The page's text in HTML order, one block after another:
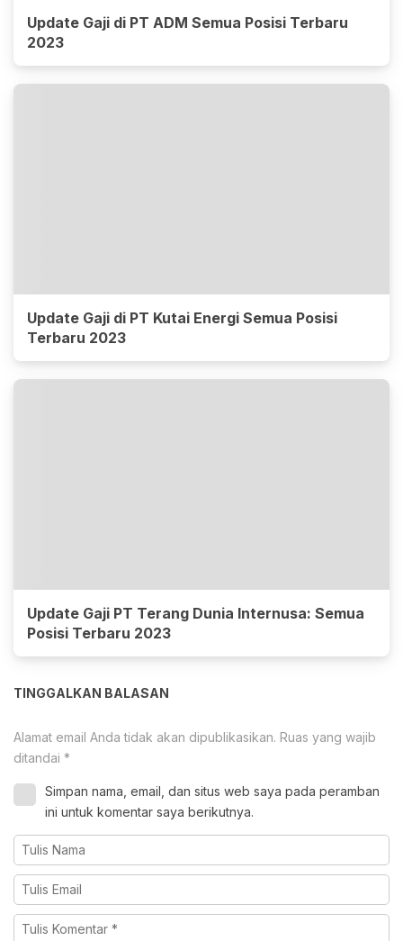
Update Gaji di PT ADM Semua Posisi Terbaru
2023
Update Gaji di PT Kutai Energi Semua Posisi
Terbaru 2023
Update Gaji PT Terang Dunia Internusa: Semua
Posisi Terbaru 2023
TINGGALKAN BALASAN
Alamat email Anda tidak akan dipublikasikan. Ruas yang wajib
ditandai *
Simpan nama, email, dan situs web saya pada peramban
ini untuk komentar saya berikutnya.